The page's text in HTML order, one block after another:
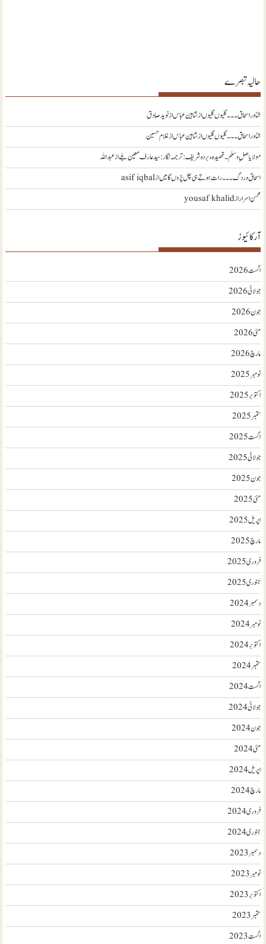
حالیہ تبصرے
شناور اسحاق ۔۔۔ گلیوں گلیوں از شاہین عباسازنويد صادق
شناور اسحاق ۔۔۔ گلیوں گلیوں از شاہین عباسازغلام حسین
مولا یا صلِ وسلم ۔قصیدہ ء بردہ شریف: ترجمہ نگار : سید عارف معین بلےازعبداللہ
اسحاق وردگ ۔۔۔ رات ہوتے ہی چل پڑوں گا میںازasif iqbal
محسن اسرارازyousaf khalid
آرکائیوز
اگست 2026
جولائی 2026
جون 2026
مئی 2026
مارچ 2026
نومبر 2025
اکتوبر 2025
ستمبر 2025
اگست 2025
جولائی 2025
جون 2025
مئی 2025
اپریل 2025
مارچ 2025
فروری 2025
جنوری 2025
دسمبر 2024
نومبر 2024
اکتوبر 2024
ستمبر 2024
اگست 2024
جولائی 2024
جون 2024
مئی 2024
اپریل 2024
مارچ 2024
فروری 2024
جنوری 2024
دسمبر 2023
نومبر 2023
اکتوبر 2023
ستمبر 2023
اگست 2023